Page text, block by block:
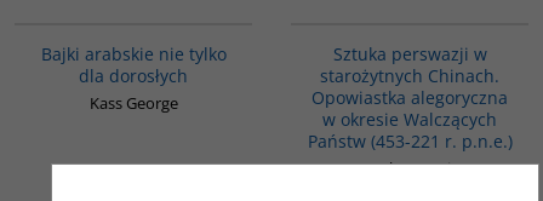
Bajki arabskie nie tylko
dla dorosłych
Kass George
Sztuka perswazji w
starożytnych Chinach.
Opowiastka alegoryczna
w okresie Walczących
Państw (453-221 r. p.n.e.)
Jacoby Marcin